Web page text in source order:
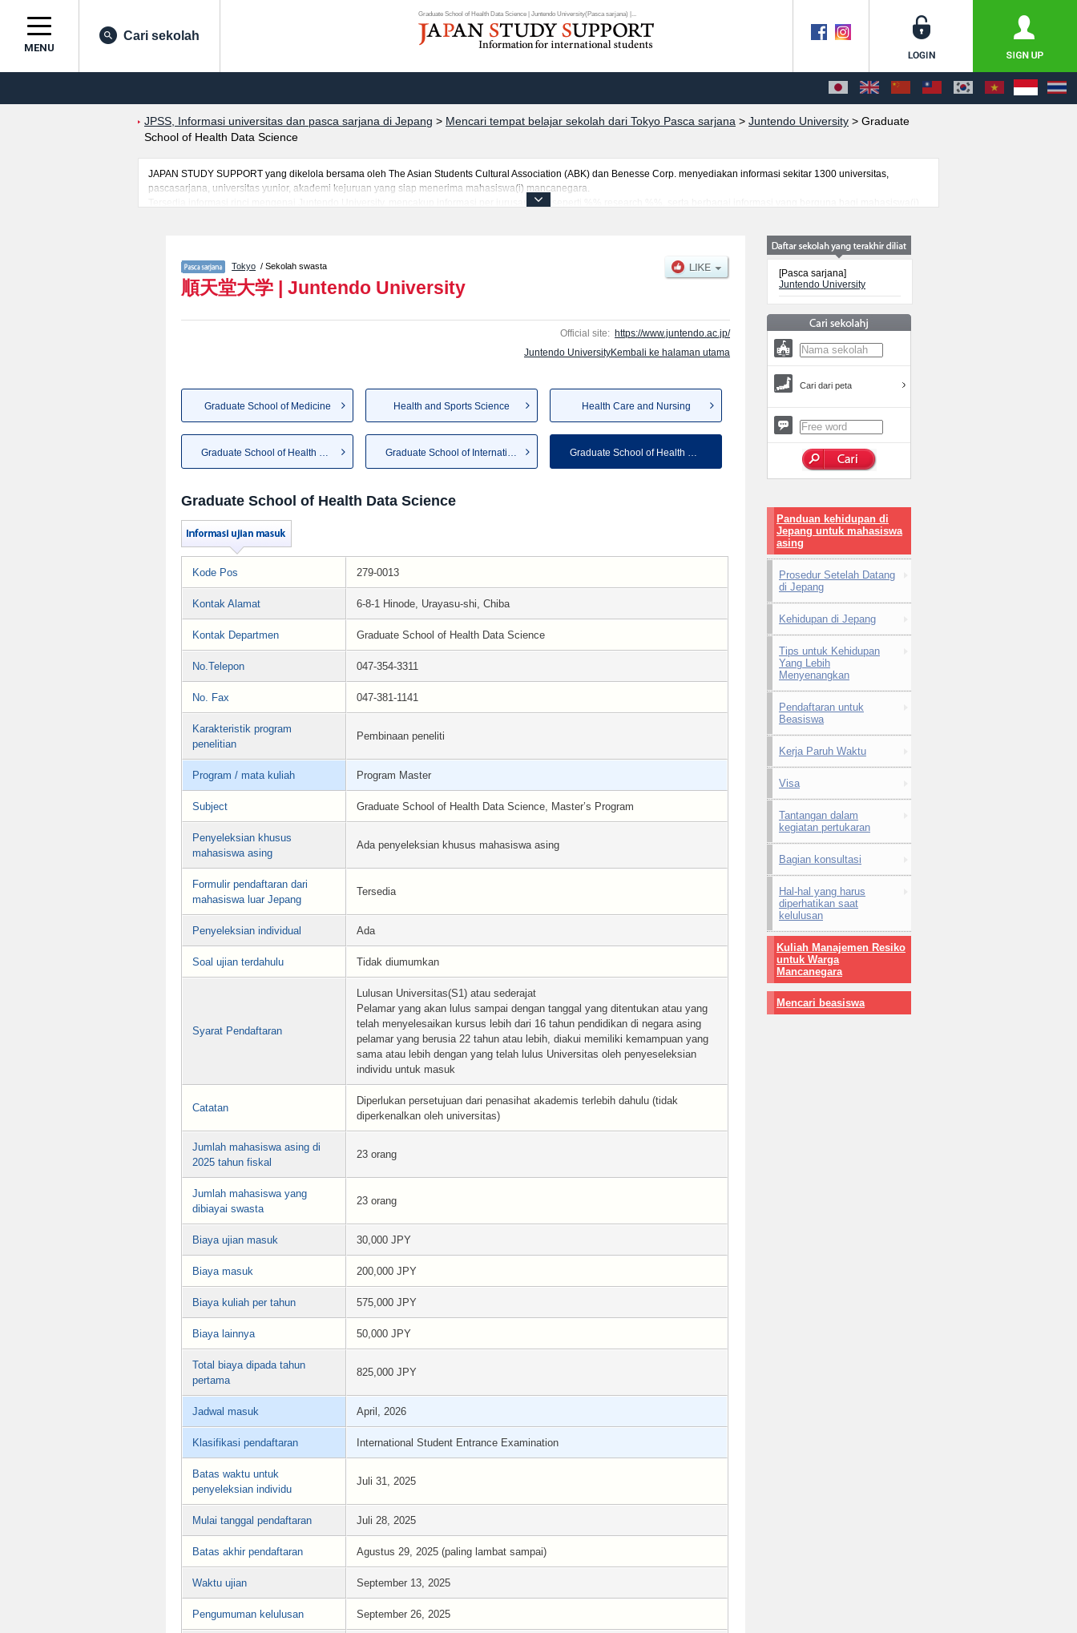
Graduate School of Health Data Science | Juntendo University(Pasca sarjana) |...
MENU
Cari sekolah
JPSS, Informasi universitas dan pasca sarjana di Jepang > Mencari tempat belajar sekolah dari Tokyo Pasca sarjana > Juntendo University > Graduate
School of Health Data Science
JAPAN STUDY SUPPORT yang dikelola bersama oleh The Asian Students Cultural Association (ABK) dan Benesse Corp. menyediakan informasi sekitar 1300 universitas,
pascasarjana, universitas yunior, akademi kejuruan yang siap menerima mahasiswa(i) mancanegara.
Tersedia informasi rinci mengenai Juntendo University, mencakup informasi per jurusan riset seperti %% research %%, serta berbagai informasi yang berguna bagi mahasiswa(i)
Tokyo / Sekolah swasta
順天堂大学 | Juntendo University
Official site: https://www.juntendo.ac.jp/
Juntendo UniversityKembali ke halaman utama
Graduate School of Medicine Health and Sports Science Health Care and Nursing
Graduate School of Health Data Science
Kode Pos 279-0013
Kontak Alamat 6-8-1 Hinode, Urayasu-shi, Chiba
Kontak Departmen Graduate School of Health Data Science
No.Telepon 047-354-3311
No. Fax 047-381-1141
Karakteristik program
penelitian
Pembinaan peneliti
Program / mata kuliah Program Master
Subject Graduate School of Health Data Science, Master’s Program
Penyeleksian khusus
mahasiswa asing
Ada penyeleksian khusus mahasiswa asing
Formulir pendaftaran dari
mahasiswa luar Jepang
Tersedia
Penyeleksian individual Ada
Soal ujian terdahulu Tidak diumumkan
Syarat Pendaftaran
Lulusan Universitas(S1) atau sederajat
Pelamar yang akan lulus sampai dengan tanggal yang ditentukan atau yang
telah menyelesaikan kursus lebih dari 16 tahun pendidikan di negara asing
pelamar yang berusia 22 tahun atau lebih, diakui memiliki kemampuan yang
sama atau lebih dengan yang telah lulus Universitas oleh penyeseleksian
individu untuk masuk
Catatan
Diperlukan persetujuan dari penasihat akademis terlebih dahulu (tidak
diperkenalkan oleh universitas)
Jumlah mahasiswa asing di
2025 tahun fiskal
23 orang
Jumlah mahasiswa yang
dibiayai swasta
23 orang
Biaya ujian masuk 30,000 JPY
Biaya masuk 200,000 JPY
Biaya kuliah per tahun 575,000 JPY
Biaya lainnya 50,000 JPY
Total biaya dipada tahun
pertama
825,000 JPY
Jadwal masuk April, 2026
Klasifikasi pendaftaran International Student Entrance Examination
Batas waktu untuk
penyeleksian individu
Juli 31, 2025
Mulai tanggal pendaftaran Juli 28, 2025
Batas akhir pendaftaran Agustus 29, 2025 (paling lambat sampai)
Waktu ujian September 13, 2025
Pengumuman kelulusan September 26, 2025
[Pasca sarjana]
Juntendo University
Cari dari peta
Panduan kehidupan di
Jepang untuk mahasiswa
asing
Prosedur Setelah Datang
di Jepang
Kehidupan di Jepang
Tips untuk Kehidupan
Yang Lebih
Menyenangkan
Pendaftaran untuk
Beasiswa
Kerja Paruh Waktu
Visa
Tantangan dalam
kegiatan pertukaran
Bagian konsultasi
Hal-hal yang harus
diperhatikan saat
kelulusan
Kuliah Manajemen Resiko
untuk Warga
Mancanegara
Mencari beasiswa